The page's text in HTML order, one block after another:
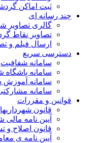
ثبت اماکن
چند رسانه ای
گالری تصاویر
تصاویر نقاط
ارسال فیلم و
دسترسی سریع
سامانه شفافیت
سامانه باشگاه
سامانه آموزش
سامانه مشارکتی
قوانین و مقررات
قانون شهرداریها
آیین نامه مالی
قانون اصلاح و
آیین نامه ی